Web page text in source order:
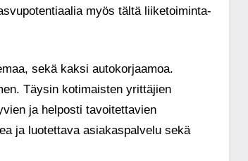
myös tältä liiketoiminta-
sekä kaksi autokorjaamoa.
Täysin kotimaisten yrittäjien
ja helposti tavoitettavien
ja luotettava asiakaspalvelu sekä